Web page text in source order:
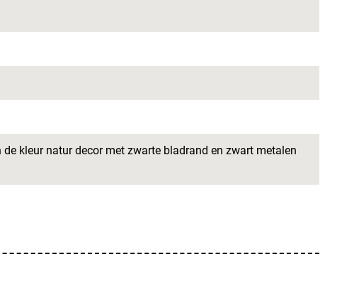
kleur natur decor met zwarte bladrand en zwart metalen